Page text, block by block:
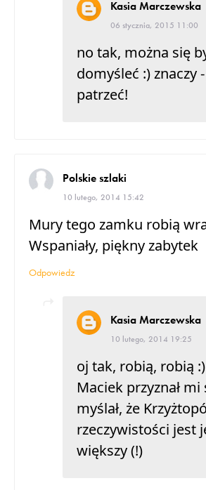
Kasia Marczewska
06 stycznia, 2015 11:00
no tak, można się
domyśleć :) znaczy
patrzeć!
Polskie szlaki
10 lutego, 2014 15:42
Mury tego zamku robią
Wspaniały, piękny zabytek
Odpowiedz
Kasia Marczewska
10 lutego, 2014 19:25
oj tak, robią, robią
Maciek przyznał mi
myślał, że
rzeczywistości jest
większy (!)